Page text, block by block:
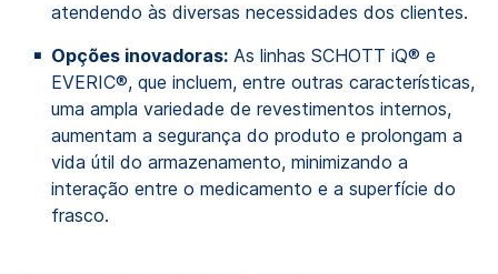
atendendo às diversas necessidades dos clientes.
Opções inovadoras: As linhas SCHOTT iQ® e
EVERIC®, que incluem, entre outras características,
uma ampla variedade de revestimentos internos,
aumentam a segurança do produto e prolongam a
vida útil do armazenamento, minimizando a
interação entre o medicamento e a superfície do
frasco.